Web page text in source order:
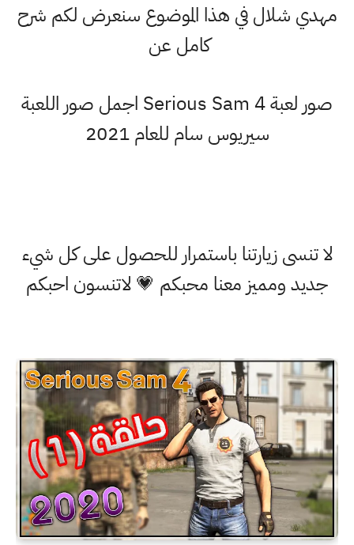
مهدي شلال في هذا الموضوع سنعرض لكم شرح
كامل عن
صور لعبة Serious Sam 4 اجمل صور اللعبة
سيريوس سام للعام 2021
لا تنسى زيارتنا باستمرار للحصول على كل شيء
جديد ومميز معنا محبكم 💗 لاتنسون احبكم